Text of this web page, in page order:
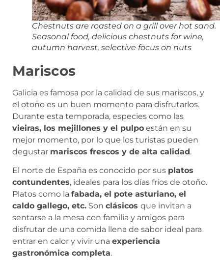
Chestnuts are roasted on a grill over hot sand.
Seasonal food, delicious chestnuts for wine,
autumn harvest, selective focus on nuts
Mariscos
Galicia es famosa por la calidad de sus mariscos, y
el otoño es un buen momento para disfrutarlos.
Durante esta temporada, especies como las
vieiras, los mejillones y el pulpo están en su
mejor momento, por lo que los turistas pueden
degustar mariscos frescos y de alta calidad.
El norte de España es conocido por sus platos
contundentes, ideales para los días fríos de otoño.
Platos como la fabada, el pote asturiano, el
caldo gallego, etc. Son clásicos que invitan a
sentarse a la mesa con familia y amigos para
disfrutar de una comida llena de sabor ideal para
entrar en calor y vivir una experiencia
gastronómica completa.